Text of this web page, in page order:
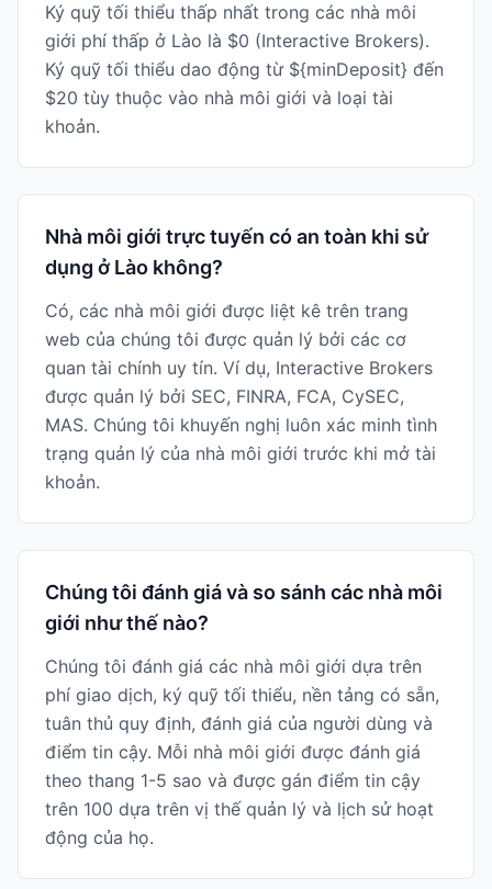
Ký quỹ tối thiểu thấp nhất trong các nhà môi
giới phí thấp ở Lào là $0 (Interactive Brokers).
Ký quỹ tối thiểu dao động từ ${minDeposit} đến
$20 tùy thuộc vào nhà môi giới và loại tài
khoản.
Nhà môi giới trực tuyến có an toàn khi sử
dụng ở Lào không?
Có, các nhà môi giới được liệt kê trên trang
web của chúng tôi được quản lý bởi các cơ
quan tài chính uy tín. Ví dụ, Interactive Brokers
được quản lý bởi SEC, FINRA, FCA, CySEC,
MAS. Chúng tôi khuyến nghị luôn xác minh tình
trạng quản lý của nhà môi giới trước khi mở tài
khoản.
Chúng tôi đánh giá và so sánh các nhà môi
giới như thế nào?
Chúng tôi đánh giá các nhà môi giới dựa trên
phí giao dịch, ký quỹ tối thiểu, nền tảng có sẵn,
tuân thủ quy định, đánh giá của người dùng và
điểm tin cậy. Mỗi nhà môi giới được đánh giá
theo thang 1-5 sao và được gán điểm tin cậy
trên 100 dựa trên vị thế quản lý và lịch sử hoạt
động của họ.